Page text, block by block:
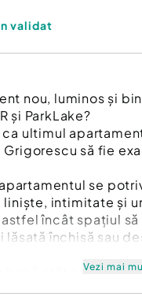
validat
nou, luminos și
și ParkLake?
ultimul
Grigorescu să fie
se
liniște, intimitate și
încât spațiul
închisă sau
bună atât pentru
Vezi mai